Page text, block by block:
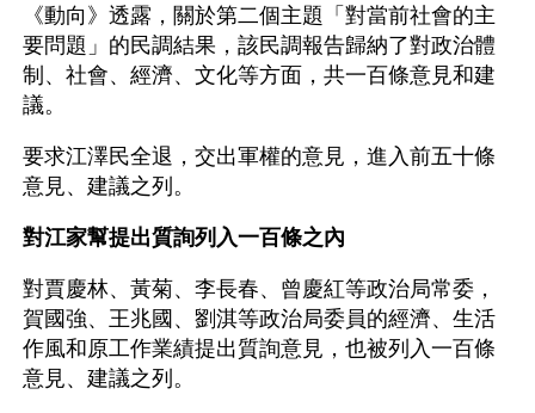
《動向》透露，關於第二個主題「對當前社會的主
要問題」的民調結果，該民調報告歸納了對政治體
制、社會、經濟、文化等方面，共一百條意見和建
議。
要求江澤民全退，交出軍權的意見，進入前五十條
意見、建議之列。
對江家幫提出質詢列入一百條之內
對賈慶林、黃菊、李長春、曾慶紅等政治局常委，
賀國強、王兆國、劉淇等政治局委員的經濟、生活
作風和原工作業績提出質詢意見，也被列入一百條
意見、建議之列。